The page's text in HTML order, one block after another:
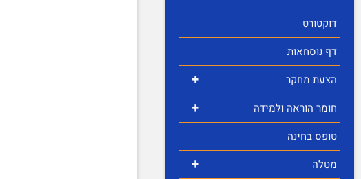
דוקטורט
דף נוסחאות
+ הצעת מחקר
+
חומר הוראה ולמידה
טופס בחינה
+ מטלה